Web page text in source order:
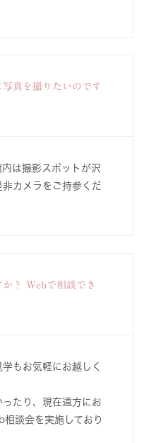
真を撮りたいのです
は撮影スポットが沢
カメラをご持参くだ
？ Webで相談でき
もお気軽にお越しく
たり、現在遠方にお
談会を実施しており